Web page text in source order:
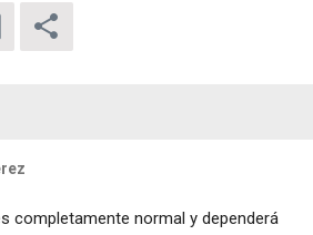
completamente normal y dependerá